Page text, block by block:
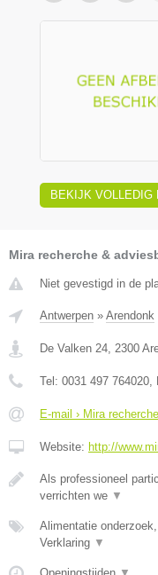
BEKIJK VOLLEDIG
Mira recherche &
Niet gevestigd in de
Antwerpen » Arendonk
De Valken 24 2300
Tel: 0031 497 764020
E-mail › Mira
Website: http://
Als professioneel
verrichten we ▼
Alimentatie
Verklaring ▼